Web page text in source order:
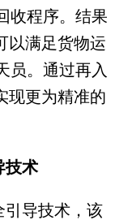
收程序。结果
以满足货物运
员。通过再入
现更为精准的
技术
引导技术，该